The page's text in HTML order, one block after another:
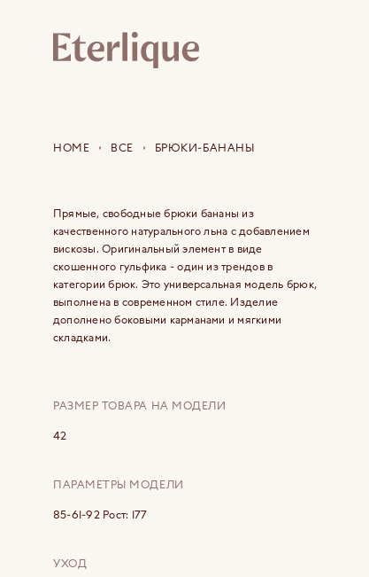
HOME ВСЕ БРЮКИ-БАНАНЫ
Прямые, свободные брюки бананы из
качественного натурального льна с добавлением
вискозы. Оригинальный элемент в виде
скошенного гульфика - один из трендов в
категории брюк. Это универсальная модель брюк,
выполнена в современном стиле. Изделие
дополнено боковыми карманами и мягкими
складками.
РАЗМЕР ТОВАРА НА МОДЕЛИ
42
ПАРАМЕТРЫ МОДЕЛИ
85-61-92 Рост: 177
УХОД